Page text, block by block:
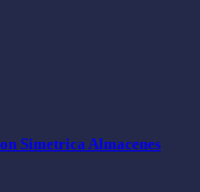
Simetrica Almacenes